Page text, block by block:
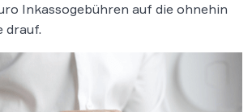
Inkassogebühren auf die ohnehin
drauf.